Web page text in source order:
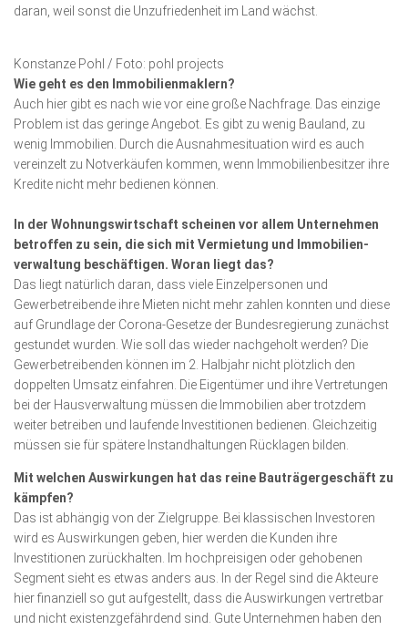
daran, weil sonst die Unzufriedenheit im Land wächst.
Konstanze Pohl / Foto: pohl projects
Wie geht es den Immobilienmaklern?
Auch hier gibt es nach wie vor eine große Nachfrage. Das einzige
Problem ist das geringe Angebot. Es gibt zu wenig Bauland, zu
wenig Immobilien. Durch die Ausnahme­situation wird es auch
vereinzelt zu Notverkäufen kommen, wenn Immobilienbesitzer ihre
Kredite nicht mehr bedienen können.
In der Wohnungswirtschaft scheinen vor allem Unter­nehmen
betroffen zu sein, die sich mit Vermietung und Immo­bilien­
verwaltung beschäftigen. Woran liegt das?
Das liegt natürlich daran, dass viele Einzel­personen und
Gewerbetreibende ihre Mieten nicht mehr zahlen konnten und diese
auf Grundlage der Corona-Gesetze der Bundes­regierung zunächst
gestundet wurden. Wie soll das wieder nachgeholt werden? Die
Gewerbetreibenden können im 2. Halbjahr nicht plötzlich den
doppelten Umsatz einfahren. Die Eigentümer und ihre Vertretungen
bei der Hausverwaltung müssen die Immobilien aber trotzdem
weiter betreiben und laufende Investitionen bedienen. Gleichzeitig
müssen sie für spätere Instandhaltungen Rück­lagen bilden.
Mit welchen Auswir­kun­gen hat das reine Bau­trägergeschäft zu
kämpfen?
Das ist ab­hängig von der Zielgruppe. Bei klassischen Investoren
wird es Aus­wirkungen geben, hier werden die Kunden ihre
Investitionen zurückhalten. Im hoch­­preisigen oder gehobenen
Segment sieht es etwas anders aus. In der Regel sind die Akteure
hier finanziell so gut aufgestellt, dass die Aus­wir­kun­gen vertretbar
und nicht existenzgefährdend sind. Gute Unter­nehmen haben den